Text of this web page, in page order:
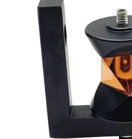
PRIVACY
POLICY